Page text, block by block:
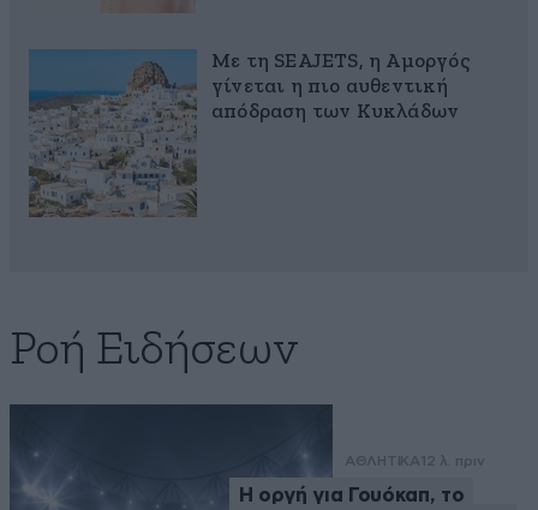
Με τη SEAJETS, η Αμοργός
γίνεται η πιο αυθεντική
απόδραση των Κυκλάδων
Ροή Ειδήσεων
ΑΘΛΗΤΙΚΑ 12 λ. πριν
Η οργή για Γουόκαπ, το